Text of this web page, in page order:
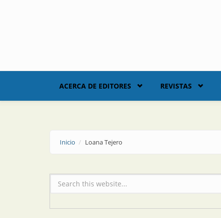
ACERCA DE EDITORES REVISTAS
Inicio Loana Tejero
Formulario de búsqueda